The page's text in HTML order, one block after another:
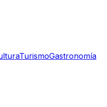
TurismoGastronomía